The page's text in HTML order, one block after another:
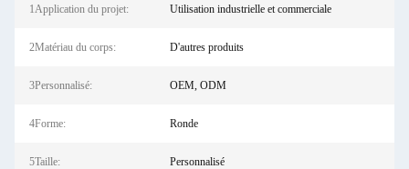
1Application du projet: Utilisation industrielle et commerciale
2Matériau du corps: D'autres produits
3Personnalisé: OEM, ODM
4Forme: Ronde
5Taille: Personnalisé